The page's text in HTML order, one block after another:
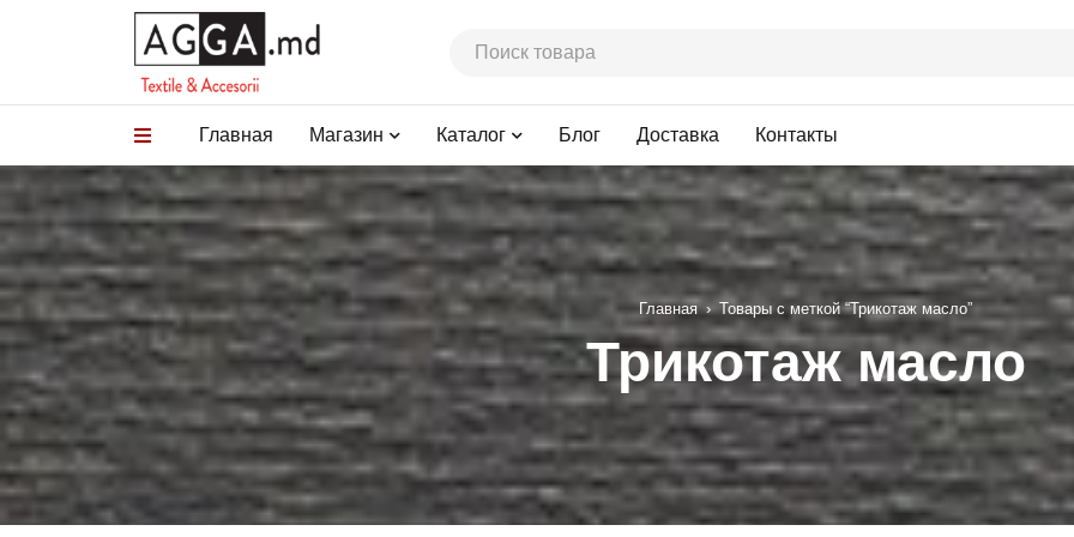
Главная Магазин Каталог Блог Доставка Контакты
Главная › Товары с меткой “Трикотаж масло”
Трикотаж масло